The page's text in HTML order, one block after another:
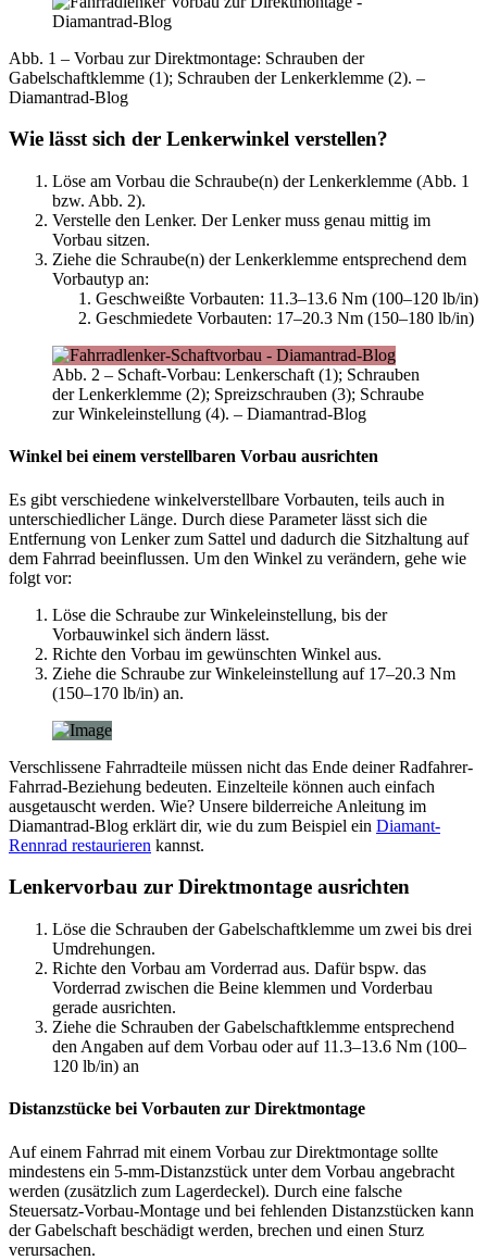
Abb. 1 – Vorbau zur Direktmontage: Schrauben der
Gabelschaftklemme (1); Schrauben der Lenkerklemme (2). –
Diamantrad-Blog
Wie lässt sich der Lenkerwinkel verstellen?
Löse am Vorbau die Schraube(n) der Lenkerklemme (Abb. 1
bzw. Abb. 2).
Verstelle den Lenker. Der Lenker muss genau mittig im
Vorbau sitzen.
Ziehe die Schraube(n) der Lenkerklemme entsprechend dem
Vorbautyp an:
Geschweißte Vorbauten: 11.3–13.6 Nm (100–120 lb/in)
Geschmiedete Vorbauten: 17–20.3 Nm (150–180 lb/in)
Abb. 2 – Schaft-Vorbau: Lenkerschaft (1); Schrauben
der Lenkerklemme (2); Spreizschrauben (3); Schraube
zur Winkeleinstellung (4). – Diamantrad-Blog
Winkel bei einem verstellbaren Vorbau ausrichten
Es gibt verschiedene winkelverstellbare Vorbauten, teils auch in
unterschiedlicher Länge. Durch diese Parameter lässt sich die
Entfernung von Lenker zum Sattel und dadurch die Sitzhaltung auf
dem Fahrrad beeinflussen. Um den Winkel zu verändern, gehe wie
folgt vor:
Löse die Schraube zur Winkeleinstellung, bis der
Vorbauwinkel sich ändern lässt.
Richte den Vorbau im gewünschten Winkel aus.
Ziehe die Schraube zur Winkeleinstellung auf 17–20.3 Nm
(150–170 lb/in) an.
Verschlissene Fahrradteile müssen nicht das Ende deiner Radfahrer-
Fahrrad-Beziehung bedeuten. Einzelteile können auch einfach
ausgetauscht werden. Wie? Unsere bilderreiche Anleitung im
Diamantrad-Blog erklärt dir, wie du zum Beispiel ein Diamant-
Rennrad restaurieren kannst.
Lenkervorbau zur Direktmontage ausrichten
Löse die Schrauben der Gabelschaftklemme um zwei bis drei
Umdrehungen.
Richte den Vorbau am Vorderrad aus. Dafür bspw. das
Vorderrad zwischen die Beine klemmen und Vorderbau
gerade ausrichten.
Ziehe die Schrauben der Gabelschaftklemme entsprechend
den Angaben auf dem Vorbau oder auf 11.3–13.6 Nm (100–
120 lb/in) an
Distanzstücke bei Vorbauten zur Direktmontage
Auf einem Fahrrad mit einem Vorbau zur Direktmontage sollte
mindestens ein 5-mm-Distanzstück unter dem Vorbau angebracht
werden (zusätzlich zum Lagerdeckel). Durch eine falsche
Steuersatz-Vorbau-Montage und bei fehlenden Distanzstücken kann
der Gabelschaft beschädigt werden, brechen und einen Sturz
verursachen.